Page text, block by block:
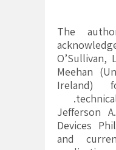
The
O’Sullivan,
Meehan
Ireland)
Jefferson
Devices
and